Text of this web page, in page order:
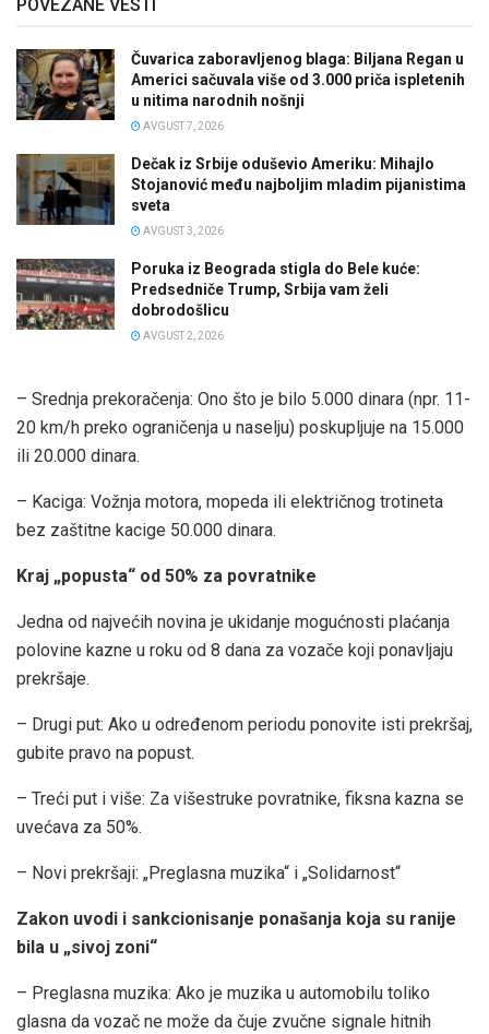
POVEZANE VESTI
Čuvarica zaboravljenog blaga: Biljana Regan u
Americi sačuvala više od 3.000 priča ispletenih
u nitima narodnih nošnji
AVGUST 7, 2026
Dečak iz Srbije oduševio Ameriku: Mihajlo
Stojanović među najboljim mladim pijanistima
sveta
AVGUST 3, 2026
Poruka iz Beograda stigla do Bele kuće:
Predsedniče Trump, Srbija vam želi
dobrodošlicu
AVGUST 2, 2026
– Srednja prekoračenja: Ono što je bilo 5.000 dinara (npr. 11-
20 km/h preko ograničenja u naselju) poskupljuje na 15.000
ili 20.000 dinara.
– Kaciga: Vožnja motora, mopeda ili električnog trotineta
bez zaštitne kacige 50.000 dinara.
Kraj „popusta“ od 50% za povratnike
Jedna od najvećih novina je ukidanje mogućnosti plaćanja
polovine kazne u roku od 8 dana za vozače koji ponavljaju
prekršaje.
– Drugi put: Ako u određenom periodu ponovite isti prekršaj,
gubite pravo na popust.
– Treći put i više: Za višestruke povratnike, fiksna kazna se
uvećava za 50%.
– Novi prekršaji: „Preglasna muzika“ i „Solidarnost“
Zakon uvodi i sankcionisanje ponašanja koja su ranije
bila u „sivoj zoni“
– Preglasna muzika: Ako je muzika u automobilu toliko
glasna da vozač ne može da čuje zvučne signale hitnih